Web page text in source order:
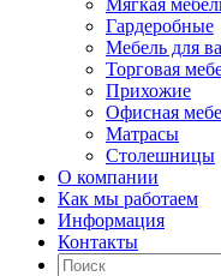
Мягкая
Гардеробные
Мебель для
Торговая
Прихожие
Офисная
Матрасы
Столешницы
О компании
Как мы работаем
Информация
Контакты